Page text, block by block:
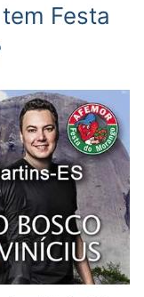
Festa